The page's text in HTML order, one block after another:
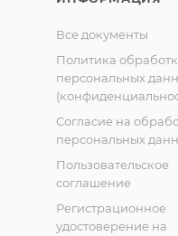
Все документы
Политика
персональных
Согласие на
персональных
Пользовательское
соглашение
Регистрационное
удостоверение на